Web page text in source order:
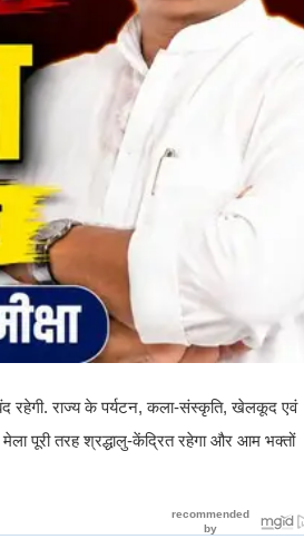
रहेगी. राज्य के पर्यटन, कला-संस्कृति, खेलकूद एवं
मेला पूरी तरह श्रद्धालु-केंद्रित रहेगा और आम भक्तों